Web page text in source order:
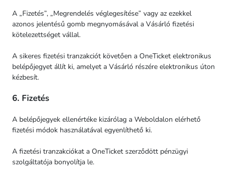
A „Fizetés”, „Megrendelés véglegesítése” vagy az ezekkel
azonos jelentésű gomb megnyomásával a Vásárló fizetési
kötelezettséget vállal.
A sikeres fizetési tranzakciót követően a OneTicket elektronikus
belépőjegyet állít ki, amelyet a Vásárló részére elektronikus úton
kézbesít.
6. Fizetés
A belépőjegyek ellenértéke kizárólag a Weboldalon elérhető
fizetési módok használatával egyenlíthető ki.
A fizetési tranzakciókat a OneTicket szerződött pénzügyi
szolgáltatója bonyolítja le.